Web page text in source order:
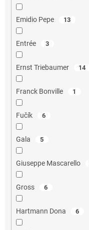
Emidio Pepe 13
Entrée 3
Ernst Triebaumer 14
Franck Bonville 1
Fučík 6
Gala 5
Giuseppe Mascarello
Gross 6
Hartmann Dona 6